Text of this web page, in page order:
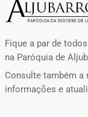
Fique a par de
na Paróquia de
Consulte também a
informações e